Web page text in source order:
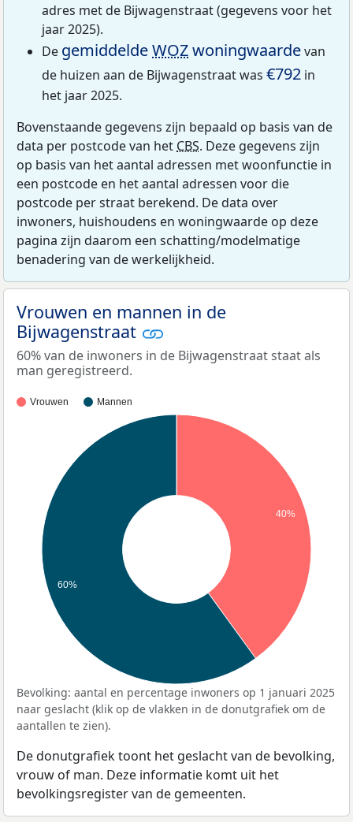
adres met de Bijwagenstraat (gegevens voor het
jaar 2025).
De gemiddeldeWOZwoningwaardevan
de huizen aan de Bijwagenstraat was €792 in
het jaar 2025.
Bovenstaande gegevens zijn bepaald op basis van de
data per postcode van het CBS. Deze gegevens zijn
op basis van het aantal adressen met woonfunctie in
een postcode en het aantal adressen voor die
postcode per straat berekend. De data over
inwoners, huishoudens en woningwaarde op deze
pagina zijn daarom een schatting/modelmatige
benadering van de werkelijkheid.
Vrouwen en mannen in de
Bijwagenstraat
60% van de inwoners in de Bijwagenstraat staat als
man geregistreerd.
Vrouwen Mannen
40%
60%
Bevolking: aantal en percentage inwoners op 1 januari 2025
naar geslacht (klik op de vlakken in de donutgrafiek om de
aantallen te zien).
De donutgrafiek toont het geslacht van de bevolking,
vrouw of man. Deze informatie komt uit het
bevolkingsregister van de gemeenten.